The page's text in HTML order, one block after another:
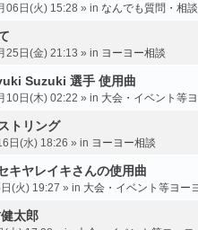
06日(火) 15:28 » in なんでも質問・相
25日(金) 21:13 » in ヨーヨー相談
Suzuki 選手 使用曲
10日(木) 02:22 » in 大会・イベント等
トリング
日(水) 18:26 » in ヨーヨー相談
キヤレイキさんの使用曲
(火) 19:27 » in 大会・イベント等ヨー
太郎